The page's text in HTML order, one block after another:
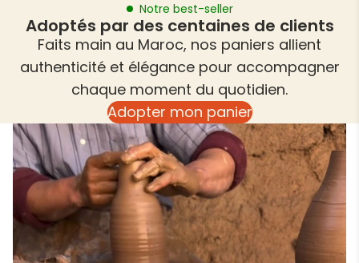
Notre best-seller
Adoptés par des centaines de clients
Faits main au Maroc, nos paniers allient
authenticité et élégance pour accompagner
chaque moment du quotidien.
Adopter mon panier